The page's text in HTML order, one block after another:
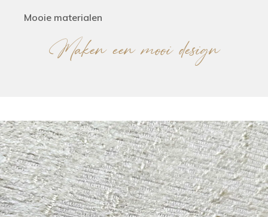
Mooie materialen
Maken een mooi design